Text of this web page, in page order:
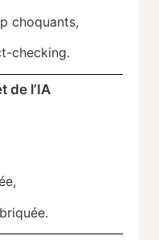
choquants,
checking.
de l’IA